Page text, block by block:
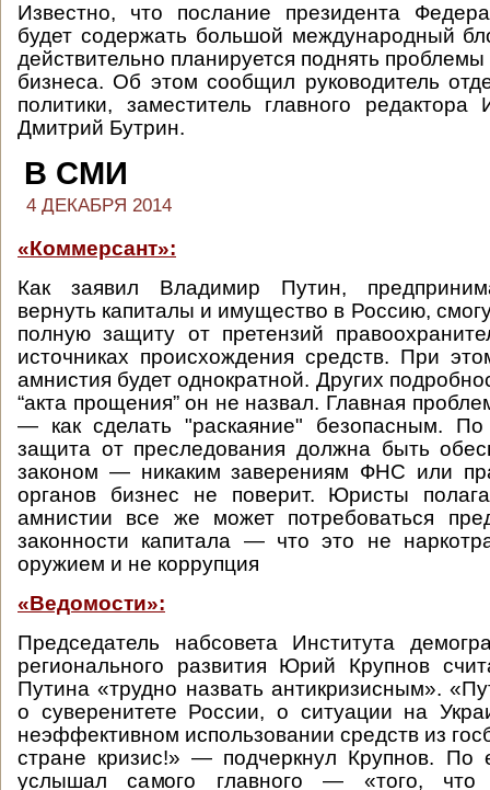
Известно, что послание президента
будет содержать большой международный
действительно планируется поднять
бизнеса. Об этом сообщил руководитель
политики, заместитель главного
Дмитрий Бутрин.
В СМИ
4 ДЕКАБРЯ 2014
«Коммерсант»:
Как заявил Владимир Путин,
вернуть капиталы и имущество в Россию,
полную защиту от претензий
источниках происхождения средств. При
амнистия будет однократной. Других
“акта прощения” он не назвал. Главная
— как сделать "раскаяние" безопасным.
защита от преследования должна быть
законом — никаким заверениям ФНС или
органов бизнес не поверит. Юристы
амнистии все же может потребоваться
законности капитала — что это не
оружием и не коррупция
«Ведомости»:
Председатель набсовета Института
регионального развития Юрий Крупнов
Путина «трудно назвать антикризисным».
о суверенитете России, о ситуации на
неэффективном использовании средств из
стране кризис!» — подчеркнул Крупнов. По
услышал самого главного — «того,